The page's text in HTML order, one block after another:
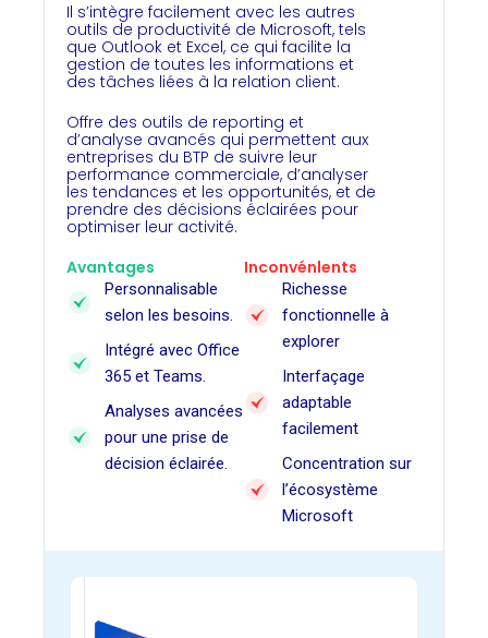
Il s’intègre facilement avec les autres
outils de productivité de Microsoft, tels
que Outlook et Excel, ce qui facilite la
gestion de toutes les informations et
des tâches liées à la relation client.
Offre des outils de reporting et
d’analyse avancés qui permettent aux
entreprises du BTP de suivre leur
performance commerciale, d’analyser
les tendances et les opportunités, et de
prendre des décisions éclairées pour
optimiser leur activité.
Avantages
Personnalisable
selon les besoins.
Intégré avec Office
365 et Teams.
Analyses avancées
pour une prise de
décision éclairée.
Inconvénlents
Richesse
fonctionnelle à
explorer
Interfaçage
adaptable
facilement
Concentration sur
l’écosystème
Microsoft